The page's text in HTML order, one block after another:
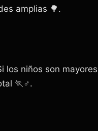
amplias 🌳.
los niños son
🏃♂️.